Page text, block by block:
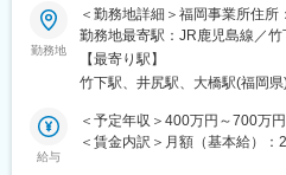
務に挑戦したい方、モノづく
です。
■企業の特徴／魅力：
イリソ電子工業株式会社は、車
のシェアを誇る電子部品メー
動運転やEV化の進展により増
■業務内容：
・顧客要求に基づいた最適な機
・CADを用いた製品の製図作成
・製品開発における見積もり作
・設計標準化の企画・推進に
・顧客や関係部署との技術的
勤務地
＜勤務地詳細＞福岡事業所住
勤務地最寄駅：JR鹿児島線／竹
変更の範囲：会社の定める事業所
【最寄り駅】
竹下駅、井尻駅、大橋駅(福岡県
給与
＜予定年収＞400万円～700万
＜賃金内訳＞月額（基本給）：